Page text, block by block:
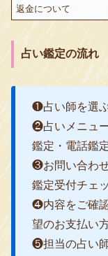
返金について
占い鑑定の流れ
❶占い師を選
❷占いメニュ
鑑定・電話鑑
❸お問い合わ
鑑定受付チェ
❹内容をご確
望のお支払い
❺担当の占い